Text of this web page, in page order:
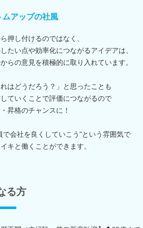
ムアップの社風
ら押し付けるのではなく、
たい点や効率化につながるアイデアは、
らの意見を積極的に取り入れています。
れはどうだろう？」と思ったことも
ていくことで評価につながるので
昇格のチャンスに！
で会社を良くしていこう”という雰囲気で
キと働くことができます。
る方